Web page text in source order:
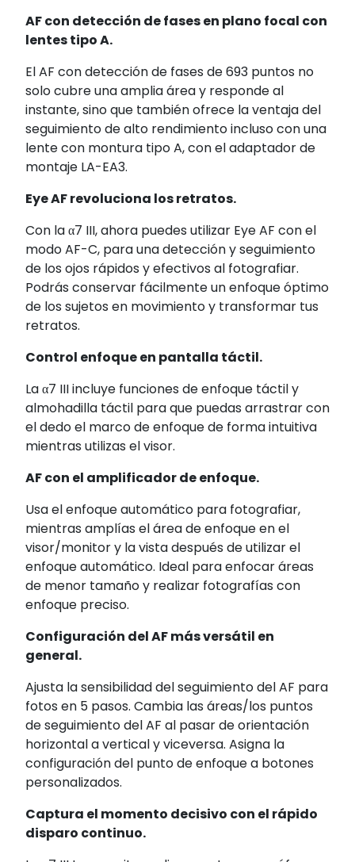
AF con detección de fases en plano focal con
lentes tipo A.
El AF con detección de fases de 693 puntos no
solo cubre una amplia área y responde al
instante, sino que también ofrece la ventaja del
seguimiento de alto rendimiento incluso con una
lente con montura tipo A, con el adaptador de
montaje LA-EA3.
Eye AF revoluciona los retratos.
Con la α7 III, ahora puedes utilizar Eye AF con el
modo AF-C, para una detección y seguimiento
de los ojos rápidos y efectivos al fotografiar.
Podrás conservar fácilmente un enfoque óptimo
de los sujetos en movimiento y transformar tus
retratos.
Control enfoque en pantalla táctil.
La α7 III incluye funciones de enfoque táctil y
almohadilla táctil para que puedas arrastrar con
el dedo el marco de enfoque de forma intuitiva
mientras utilizas el visor.
AF con el amplificador de enfoque.
Usa el enfoque automático para fotografiar,
mientras amplías el área de enfoque en el
visor/monitor y la vista después de utilizar el
enfoque automático. Ideal para enfocar áreas
de menor tamaño y realizar fotografías con
enfoque preciso.
Configuración del AF más versátil en
general.
Ajusta la sensibilidad del seguimiento del AF para
fotos en 5 pasos. Cambia las áreas/los puntos
de seguimiento del AF al pasar de orientación
horizontal a vertical y viceversa. Asigna la
configuración del punto de enfoque a botones
personalizados.
Captura el momento decisivo con el rápido
disparo continuo.